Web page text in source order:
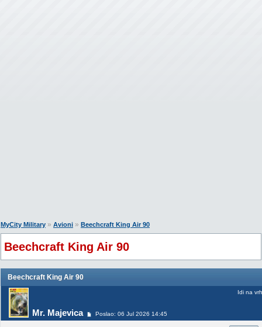
MyCity Military » Avioni » Beechcraft King Air 90
Beechcraft King Air 90
Beechcraft King Air 90
Mr. Majevica Poslao: 06 Jul 2026 14:45
Idi na vrh